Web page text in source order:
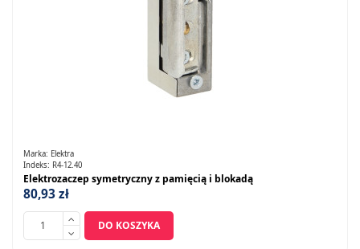
Marka: Elektra
Indeks: R4-12.40
Elektrozaczep symetryczny z pamięcią i blokadą
80,93 zł
DO KOSZYKA